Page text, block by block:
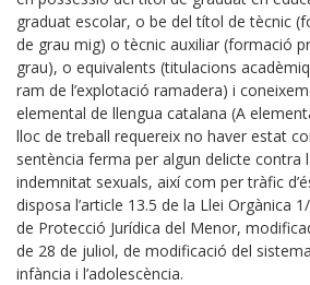
graduat escolar, o be del títol de tècnic
de grau mig) o tècnic auxiliar (formació
grau), o equivalents (titulacions
ram de l’explotació ramadera) i
elemental de llengua catalana (A
lloc de treball requereix no haver estat
sentència ferma per algun delicte contra
indemnitat sexuals, així com per tràfic
disposa l’article 13.5 de la Llei Orgànica
de Protecció Jurídica del Menor,
de 28 de juliol, de modificació del
infància i l’adolescència.